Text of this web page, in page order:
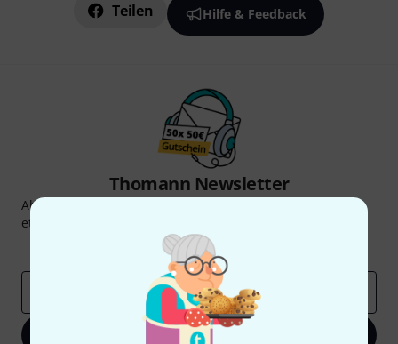
Teilen Hilfe & Feedback
Thomann Newsletter
Abonniere den Thomann Newsletter und gewinne mit
etwas Glück einen von
Inspirierende Beiträge
Deals
Jetzt anmelden